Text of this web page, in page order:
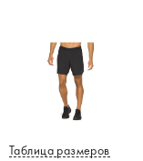
Таблица размеров